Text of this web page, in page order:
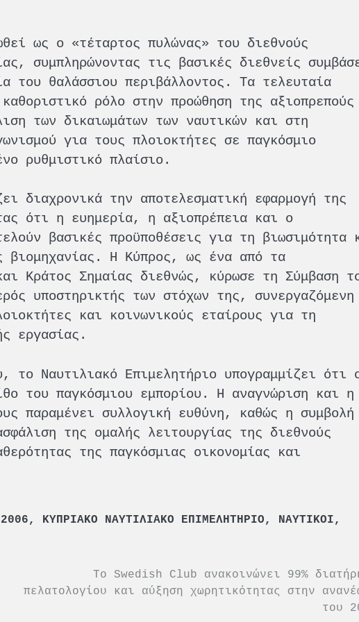
ως ο «τέταρτος πυλώνας» του διεθνούς
συμπληρώνοντας τις βασικές διεθνείς
του θαλάσσιου περιβάλλοντος. Τα τελευταία
ρόλο στην προώθηση της αξιοπρεπούς
των δικαιωμάτων των ναυτικών και στη
για τους πλοιοκτήτες σε παγκόσμιο
ρυθμιστικό πλαίσιο.
διαχρονικά την αποτελεσματική εφαρμογή της
ότι η ευημερία, η αξιοπρέπεια και ο
βασικές προϋποθέσεις για τη βιωσιμότητα
βιομηχανίας. Η Κύπρος, ως ένα από τα
Κράτος Σημαίας διεθνώς, κύρωσε τη Σύμβαση
υποστηρικτής των στόχων της, συνεργαζόμενη
και κοινωνικούς εταίρους για τη
εργασίας.
το Ναυτιλιακό Επιμελητήριο υπογραμμίζει ότι
του παγκόσμιου εμπορίου. Η αναγνώριση και η
παραμένει συλλογική ευθύνη, καθώς η συμβολή
της ομαλής λειτουργίας της διεθνούς
της παγκόσμιας οικονομίας και
, ΚΥΠΡΙΑΚΟ ΝΑΥΤΙΛΙΑΚΟ ΕΠΙΜΕΛΗΤΗΡΙΟ, ΝΑΥΤΙΚΟΙ,
Το Swedish Club ανακοινώνει 99%
πελατολογίου και αύξηση χωρητικότητας στην
του